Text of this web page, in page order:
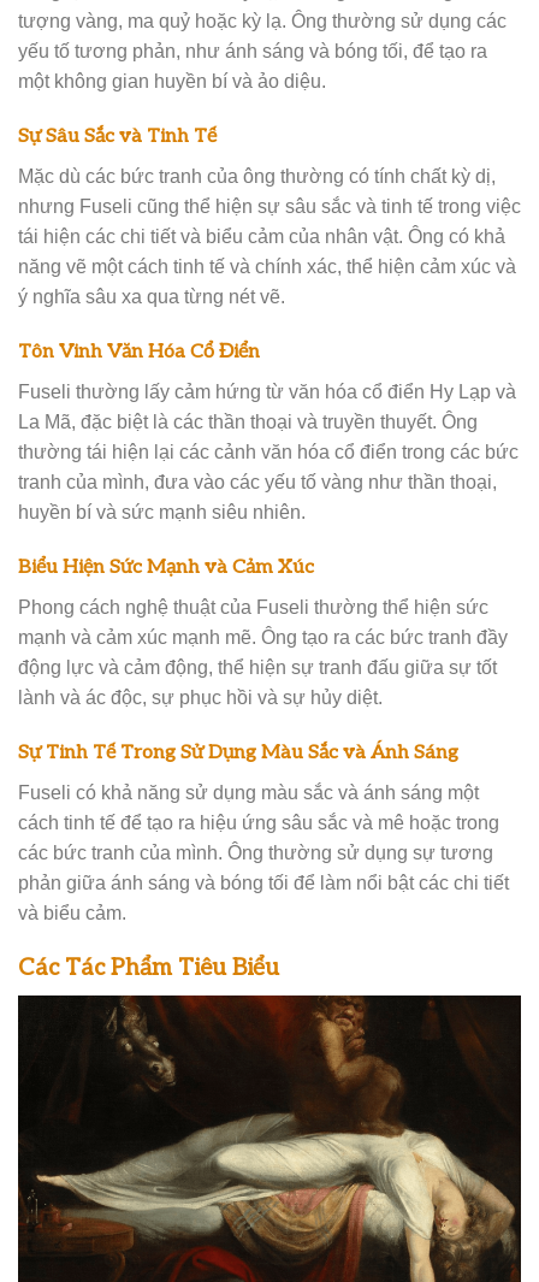
tượng vàng, ma quỷ hoặc kỳ lạ. Ông thường sử dụng các
yếu tố tương phản, như ánh sáng và bóng tối, để tạo ra
một không gian huyền bí và ảo diệu.
Sự Sâu Sắc và Tinh Tế
Mặc dù các bức tranh của ông thường có tính chất kỳ dị,
nhưng Fuseli cũng thể hiện sự sâu sắc và tinh tế trong việc
tái hiện các chi tiết và biểu cảm của nhân vật. Ông có khả
năng vẽ một cách tinh tế và chính xác, thể hiện cảm xúc và
ý nghĩa sâu xa qua từng nét vẽ.
Tôn Vinh Văn Hóa Cổ Điển
Fuseli thường lấy cảm hứng từ văn hóa cổ điển Hy Lạp và
La Mã, đặc biệt là các thần thoại và truyền thuyết. Ông
thường tái hiện lại các cảnh văn hóa cổ điển trong các bức
tranh của mình, đưa vào các yếu tố vàng như thần thoại,
huyền bí và sức mạnh siêu nhiên.
Biểu Hiện Sức Mạnh và Cảm Xúc
Phong cách nghệ thuật của Fuseli thường thể hiện sức
mạnh và cảm xúc mạnh mẽ. Ông tạo ra các bức tranh đầy
động lực và cảm động, thể hiện sự tranh đấu giữa sự tốt
lành và ác độc, sự phục hồi và sự hủy diệt.
Sự Tinh Tế Trong Sử Dụng Màu Sắc và Ánh Sáng
Fuseli có khả năng sử dụng màu sắc và ánh sáng một
cách tinh tế để tạo ra hiệu ứng sâu sắc và mê hoặc trong
các bức tranh của mình. Ông thường sử dụng sự tương
phản giữa ánh sáng và bóng tối để làm nổi bật các chi tiết
và biểu cảm.
Các Tác Phẩm Tiêu Biểu